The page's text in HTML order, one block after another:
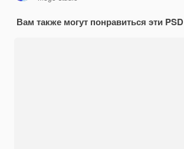
Вам также могут понравиться эти PSD